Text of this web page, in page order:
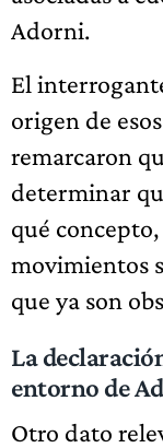
Adorni.
El
origen de
remarcaron
determinar
qué
movimientos
que ya son
La
entorno de
Otro dato